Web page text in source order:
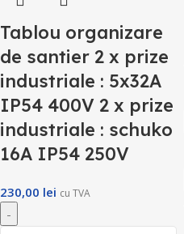
Tablou organizare
de santier 2 x prize
industriale : 5x32A
IP54 400V 2 x prize
industriale : schuko
16A IP54 250V
230,00 lei cu TVA